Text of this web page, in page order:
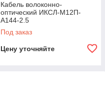
Кабель волоконно-
оптический ИКСЛ-М12П-
А144-2.5
Под заказ
Цену уточняйте